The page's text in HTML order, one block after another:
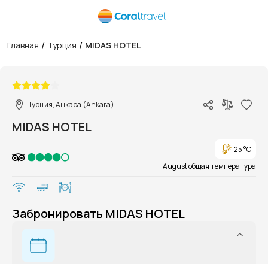
Главная / Турция / MIDAS HOTEL
Турция, Анкара (Ankara)
MIDAS HOTEL
25 °C
August общая температура
Забронировать MIDAS HOTEL